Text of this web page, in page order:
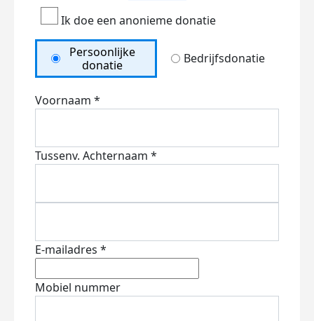
Ik doe een anonieme donatie
Persoonlijke
donatie
Bedrijfsdonatie
Voornaam *
Tussenv. Achternaam *
E-mailadres *
Mobiel nummer